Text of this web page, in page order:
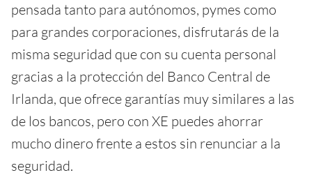
pensada tanto para autónomos, pymes como
para grandes corporaciones, disfrutarás de la
misma seguridad que con su cuenta personal
gracias a la protección del Banco Central de
Irlanda, que ofrece garantías muy similares a las
de los bancos, pero con XE puedes ahorrar
mucho dinero frente a estos sin renunciar a la
seguridad.